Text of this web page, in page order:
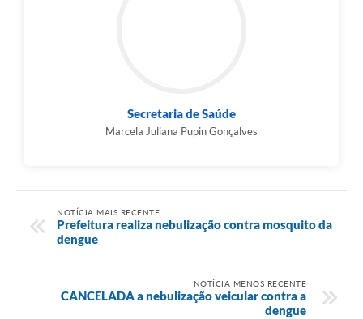
Secretaria de Saúde
Marcela Juliana Pupin Gonçalves
NOTÍCIA MAIS RECENTE
Prefeitura realiza nebulização contra mosquito da
dengue
NOTÍCIA MENOS RECENTE
CANCELADA a nebulização veicular contra a
dengue